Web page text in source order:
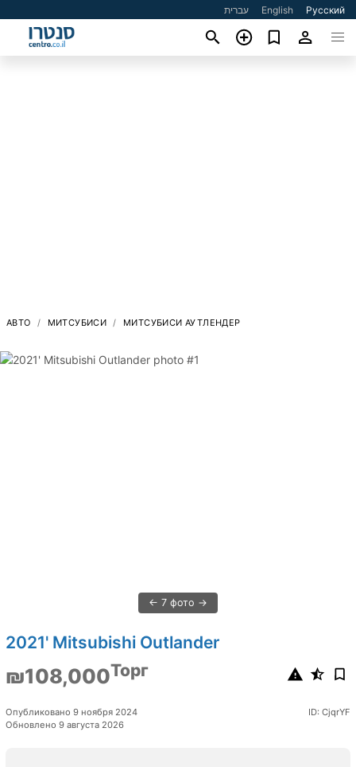
עברית English Русский
АВТО МИТСУБИСИ МИТСУБИСИ АУТЛЕНДЕР
7 фото
2021' Mitsubishi Outlander
₪108,000Торг
Опубликовано 9 ноября 2024
Обновлено 9 августа 2026
ID: CjqrYF